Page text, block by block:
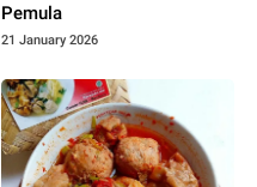
Pemula
21 January 2026